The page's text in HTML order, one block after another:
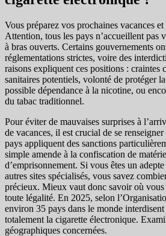
Vous préparez vos prochaines vacances
Attention, tous les pays n’accueillent pas
à bras ouverts. Certains gouvernements
réglementations strictes, voire des
raisons expliquent ces positions : craintes
sanitaires potentiels, volonté de protéger
possible dépendance à la nicotine, ou
du tabac traditionnel.
Pour éviter de mauvaises surprises à
de vacances, il est crucial de se
pays appliquent des sanctions
simple amende à la confiscation de
d’emprisonnement. Si vous êtes un adepte
autres sites spécialisés, vous savez
précieux. Mieux vaut donc savoir où vous
toute légalité. En 2025, selon
environ 35 pays dans le monde
totalement la cigarette électronique.
géographiques concernées.